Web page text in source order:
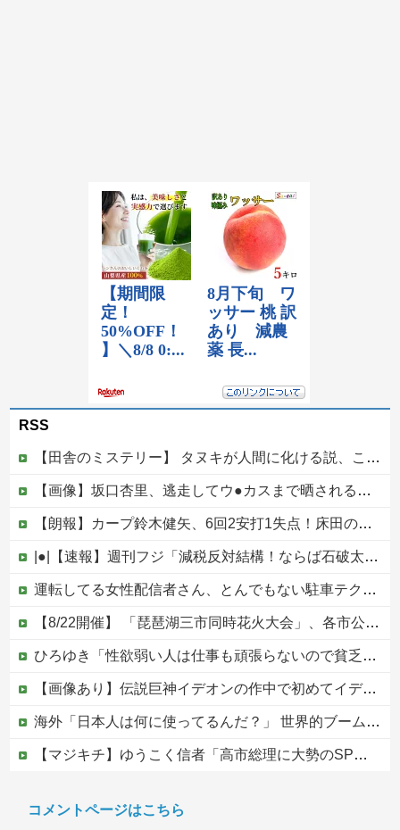
RSS
【田舎のミステリー】 タヌキが人間に化ける説、これ多分マジ
【画像】坂口杏里、逃走してウ●カスまで晒されるｗｗｗｗｗ
【朗報】カープ鈴木健矢、6回2安打1失点！床田の代役先発で快投し鯉党に絶賛される！
|●|【速報】週刊フジ「減税反対結構！ならば石破太郎と河野茂は離党してケジメをつけろ」
運転してる女性配信者さん、とんでもない駐車テクニックを見せつけてネット民をドン引きさせるｗｗｗｗｗｗ他
【8/22開催】 「琵琶湖三市同時花火大会」、各市公式「そんな花火大会は存在しない」→ 高価チケットを購入した人達がSNS阿鼻叫喚
ひろゆき「性欲弱い人は仕事も頑張らないので貧乏人多い」
【画像あり】伝説巨神イデオンの作中で初めてイデオンガンを使用しその威力を目にした主人公達の反応がこちら…
海外「日本人は何に使ってるんだ？」 世界的ブームの日本の食品、買ってみたものの使い道が分からない外国人が続出
【マジキチ】ゆうこく信者「高市総理に大勢のSP。税金の無駄遣いです」→『山上のようなテロリストのせい』とリプされ「山上君が犯人だとまだ思っておら...
世界でバズったスペイン国民の怒り
コメントページはこちら